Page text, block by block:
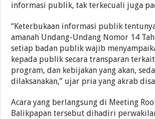
informasi publik, tak terkecuali juga
“Keterbukaan informasi publik
amanah Undang-Undang Nomor 14
setiap badan publik wajib
kepada publik secara transparan
program, dan kebijakan yang akan,
dilaksanakan,” ujar pria yang akrab
Acara yang berlangsung di Meeting
Balikpapan tersebut dihadiri